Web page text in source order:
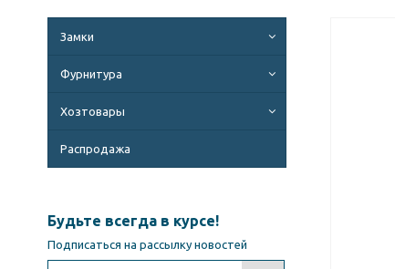
Замки
Фурнитура
Хозтовары
Распродажа
Будьте всегда в курсе!
Подписаться на рассылку новостей